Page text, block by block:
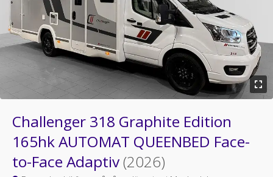
Challenger 318 Graphite Edition
165hk AUTOMAT QUEENBED Face-
to-Face Adaptiv(2026)